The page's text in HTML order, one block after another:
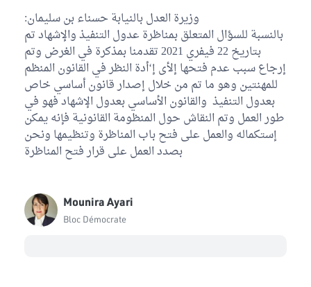
وزيرة العدل بالنيابة حسناء بن سليمان:
بالنسبة للسؤال المتعلق بمناظرة عدول التنفيذ والإشهاد تم
بتاريخ 22 فيفري 2021 تقدمنا بمذكرة في الغرض وتم
إرجاع سبب عدم فتحها إلأى إ‘أدة النظر في القانون المنظم
للمهنتين وهو ما تم من خلال إصدار قانون أساسي خاص
بعدول التنفيذ والقانون الأساسي بعدول الإشهاد فهو في
طور العمل وتم النقاش حول المنظومة القانونية فإنه يمكن
إستكماله والعمل على فتح باب المناظرة وتنظيمها ونحن
بصدد العمل على قرار فتح المناظرة
Mounira Ayari
Bloc Démocrate